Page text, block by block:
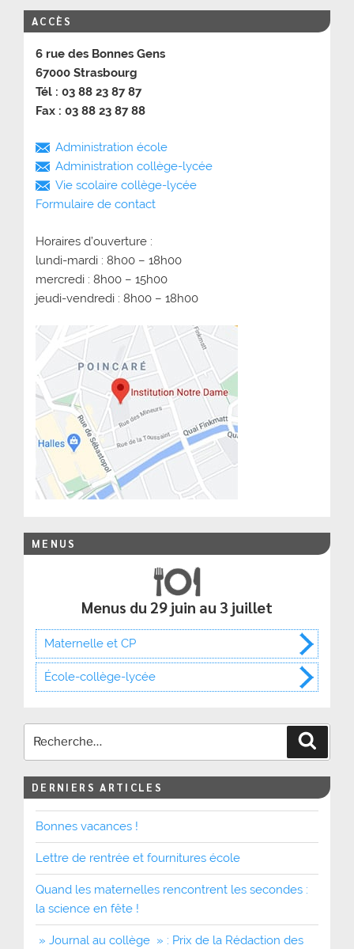
ACCÈS
6 rue des Bonnes Gens
67000 Strasbourg
Tél : 03 88 23 87 87
Fax : 03 88 23 87 88
Administration école
Administration collège-lycée
Vie scolaire collège-lycée
Formulaire de contact
Horaires d’ouverture :
lundi-mardi : 8h00 – 18h00
mercredi : 8h00 – 15h00
jeudi-vendredi : 8h00 – 18h00
MENUS
Menus du 29 juin au 3 juillet
Maternelle et CP
École-collège-lycée
DERNIERS ARTICLES
Bonnes vacances !
Lettre de rentrée et fournitures école
Quand les maternelles rencontrent les secondes :
la science en fête !
» Journal au collège » : Prix de la Rédaction des